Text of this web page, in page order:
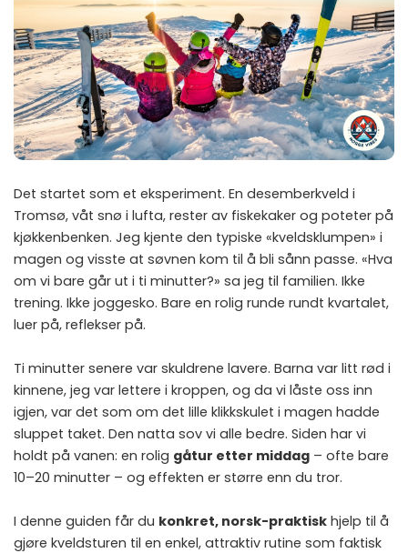
Det startet som et eksperiment. En desemberkveld i
Tromsø, våt snø i lufta, rester av fiskekaker og poteter på
kjøkkenbenken. Jeg kjente den typiske «kveldsklumpen» i
magen og visste at søvnen kom til å bli sånn passe. «Hva
om vi bare går ut i ti minutter?» sa jeg til familien. Ikke
trening. Ikke joggesko. Bare en rolig runde rundt kvartalet,
luer på, reflekser på.
Ti minutter senere var skuldrene lavere. Barna var litt rød i
kinnene, jeg var lettere i kroppen, og da vi låste oss inn
igjen, var det som om det lille klikkskulet i magen hadde
sluppet taket. Den natta sov vi alle bedre. Siden har vi
holdt på vanen: en rolig gåtur etter middag – ofte bare
10–20 minutter – og effekten er større enn du tror.
I denne guiden får du konkret, norsk-praktisk hjelp til å
gjøre kveldsturen til en enkel, attraktiv rutine som faktisk